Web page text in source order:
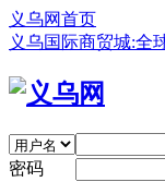
义乌网首页
义乌国际商贸城:全
密码